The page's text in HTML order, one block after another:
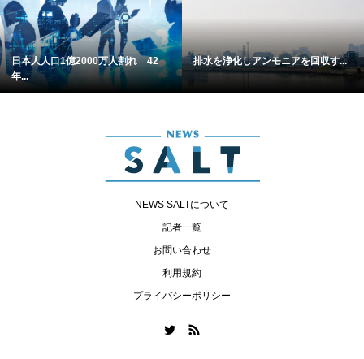
日本人人口1億2000万人割れ 42
年...
排水を浄化しアンモニアを回収す...
NEWS SALTについて
記者一覧
お問い合わせ
利用規約
プライバシーポリシー